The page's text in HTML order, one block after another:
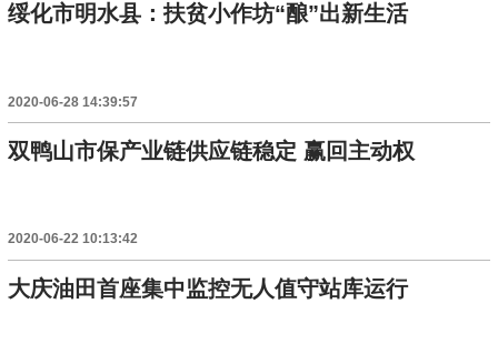
绥化市明水县：扶贫小作坊“酿”出新生活
2020-06-28 14:39:57
双鸭山市保产业链供应链稳定 赢回主动权
2020-06-22 10:13:42
大庆油田首座集中监控无人值守站库运行